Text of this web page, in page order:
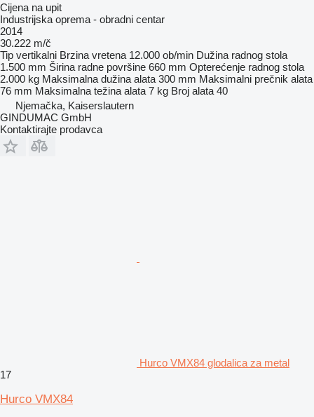
Cijena na upit
Industrijska oprema - obradni centar
2014
30.222 m/č
Tip vertikalni Brzina vretena 12.000 ob/min Dužina radnog stola
1.500 mm Širina radne površine 660 mm Opterećenje radnog stola
2.000 kg Maksimalna dužina alata 300 mm Maksimalni prečnik alata
76 mm Maksimalna težina alata 7 kg Broj alata 40
Njemačka, Kaiserslautern
GINDUMAC GmbH
Kontaktirajte prodavca
Hurco VMX84 glodalica za metal
17
Hurco VMX84